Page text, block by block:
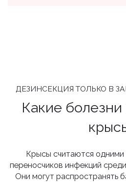
ДЕЗИНСЕКЦИЯ ТОЛЬКО В
Какие
Крысы считаются одними
переносчиков инфекций
Они могут распространять